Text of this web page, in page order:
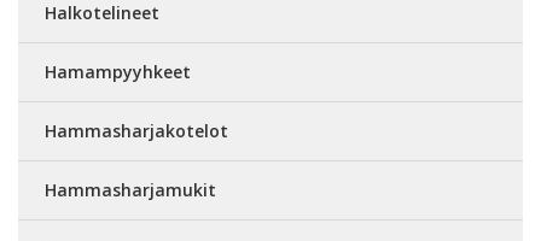
Halkotelineet
Hamampyyhkeet
Hammasharjakotelot
Hammasharjamukit